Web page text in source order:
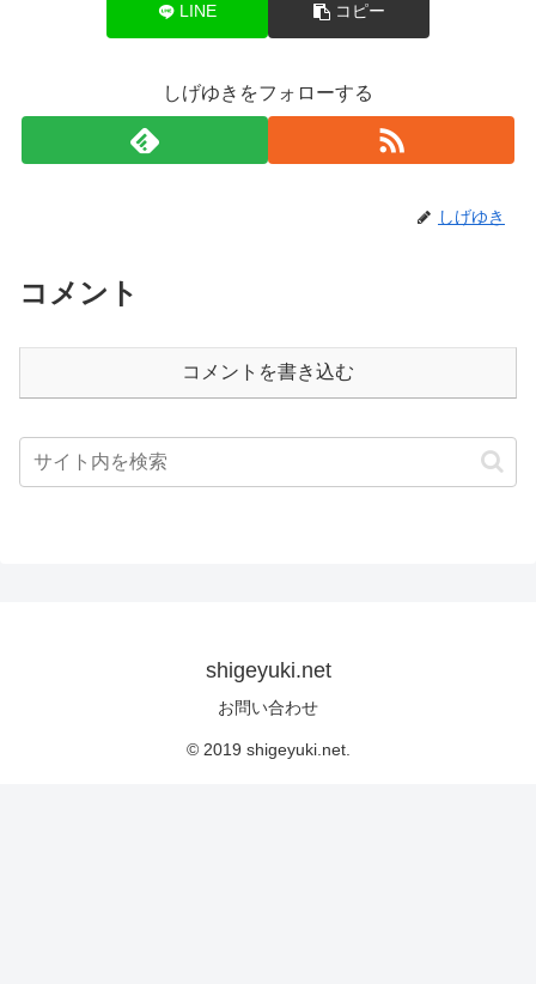
LINE コピー
しげゆきをフォローする
しげゆき
コメント
コメントを書き込む
shigeyuki.net
お問い合わせ
© 2019 shigeyuki.net.